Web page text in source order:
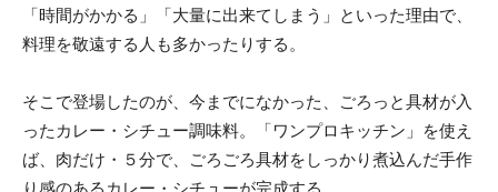
「時間がかかる」「大量に出来てしまう」といった理由で、
料理を敬遠する人も多かったりする。
そこで登場したのが、今までになかった、ごろっと具材が入
ったカレー・シチュー調味料。「ワンプロキッチン」を使え
ば、肉だけ・５分で、ごろごろ具材をしっかり煮込んだ手作
り感のあるカレー・シチューが完成する。